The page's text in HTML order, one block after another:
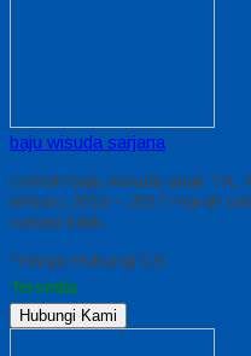
baju wisuda sarjana
contoh baju wisuda anak TK,
terbaru 2016 – 2017 murah
variasi batik,
*Harga Hubungi CS
Tersedia
Hubungi Kami